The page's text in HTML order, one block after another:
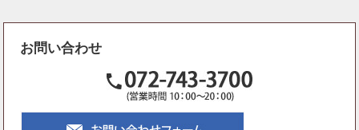
お問い合わせ